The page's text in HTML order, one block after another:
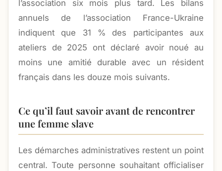
l’association six mois plus tard. Les bilans
annuels de l’association France-Ukraine
indiquent que 31 % des participantes aux
ateliers de 2025 ont déclaré avoir noué au
moins une amitié durable avec un résident
français dans les douze mois suivants.
Ce qu’il faut savoir avant de rencontrer
une femme slave
Les démarches administratives restent un point
central. Toute personne souhaitant officialiser